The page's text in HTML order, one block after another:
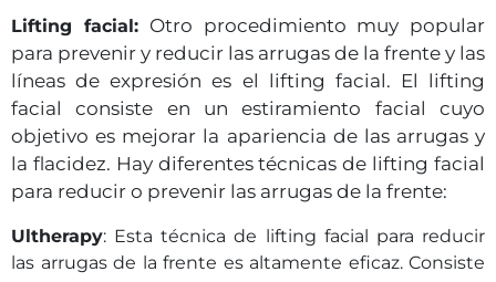
Lifting facial: Otro procedimiento muy popular
para prevenir y reducir las arrugas de la frente y las
líneas de expresión es el lifting facial. El lifting
facial consiste en un estiramiento facial cuyo
objetivo es mejorar la apariencia de las arrugas y
la flacidez. Hay diferentes técnicas de lifting facial
para reducir o prevenir las arrugas de la frente:
Ultherapy: Esta técnica de lifting facial para reducir
las arrugas de la frente es altamente eficaz. Consiste